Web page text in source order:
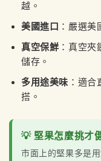
越。
美國進口 ：嚴選
真空保鮮 ：真空
儲存。
多用途美味 ：適
搭。
💡 堅果怎麼挑才
市面上的堅果多是